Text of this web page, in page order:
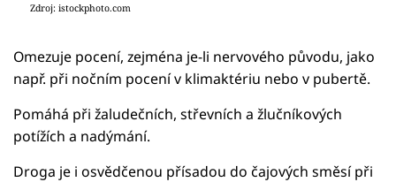
Zdroj: istockphoto.com
Omezuje pocení, zejména je-li nervového původu, jako
např. při nočním pocení v klimaktériu nebo v pubertě.
Pomáhá při žaludečních, střevních a žlučníkových
potížích a nadýmání.
Droga je i osvědčenou přísadou do čajových směsí při